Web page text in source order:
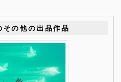
その他の出品作品